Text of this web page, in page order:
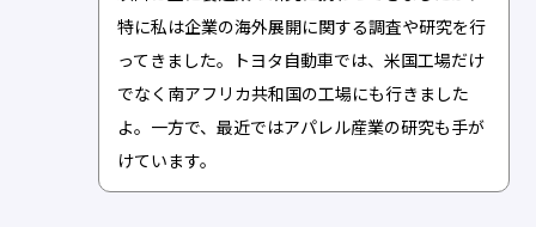
特に私は企業の海外展開に関する調査や研究を行
ってきました。トヨタ自動車では、米国工場だけ
でなく南アフリカ共和国の工場にも行きました
よ。一方で、最近ではアパレル産業の研究も手が
けています。